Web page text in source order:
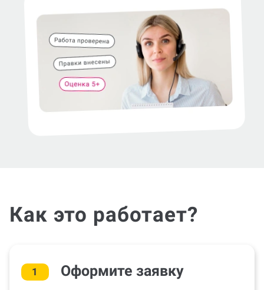
Как это работает?
1 Оформите заявку